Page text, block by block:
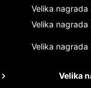
Velika nagrada
Velika nagrada
Velika nagrada
Velika